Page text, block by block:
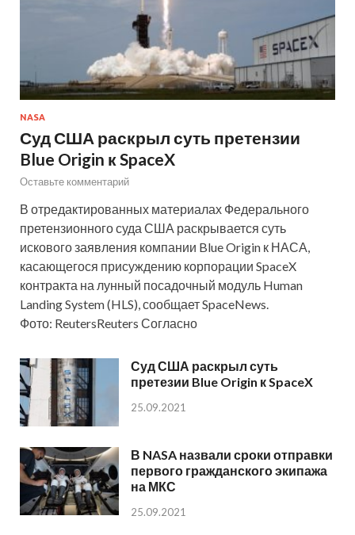
NASA
Суд США раскрыл суть претензии
Blue Origin к SpaceX
Оставьте комментарий
В отредактированных материалах Федерального
претензионного суда США раскрывается суть
искового заявления компании Blue Origin к НАСА,
касающегося присуждению корпорации SpaceX
контракта на лунный посадочный модуль Human
Landing System (HLS), сообщает SpaceNews.
Фото: ReutersReuters Согласно
Суд США раскрыл суть
претезии Blue Origin к SpaceX
25.09.2021
В NASA назвали сроки отправки
первого гражданского экипажа
на МКС
25.09.2021